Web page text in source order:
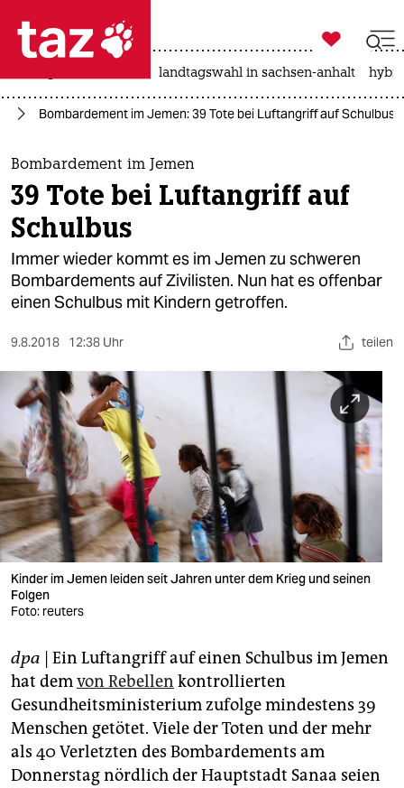
 taz zahl ich
taz zahl ich
themen
politik
öko
gesellschaft
sport
berlin
nord
wahrheit
verlag
verlag
veranstaltungen
fragen & hilfe
unterstützen
abo
genossenschaft

taz zahl ich
landtagswahl in sachsen-anhalt
Bombardement im Jemen: 39 Tote bei Luftangriff auf Schulbus
Bombardement im Jemen
39 Tote bei Luftangriff auf
Schulbus
Immer wieder kommt es im Jemen zu schweren
Bombardements auf Zivilisten. Nun hat es offenbar
einen Schulbus mit Kindern getroffen.
9.8.2018 12:38 Uhr teilen
Kinder im Jemen leiden seit Jahren unter dem Krieg und seinen
Folgen
Foto: reuters
dpa | Ein Luftangriff auf einen Schulbus im Jemen
hat demvon Rebellen kontrollierten
Gesundheitsministerium zufolge mindestens 39
Menschen getötet. Viele der Toten und der mehr
als 40 Verletzten des Bombardements am
Donnerstag nördlich der Hauptstadt Sanaa seien